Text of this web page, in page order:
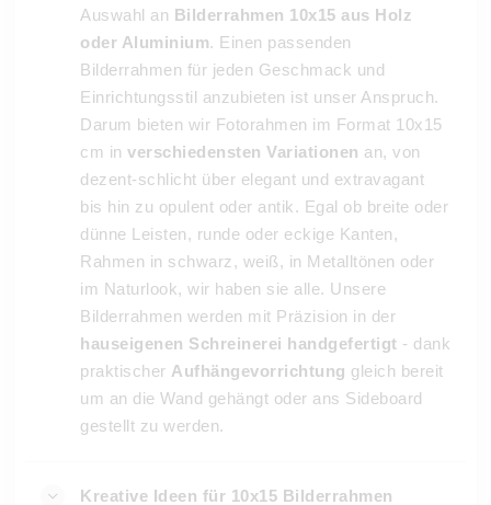
Auswahl an Bilderrahmen 10x15 aus Holz
oder Aluminium. Einen passenden
Bilderrahmen für jeden Geschmack und
Einrichtungsstil anzubieten ist unser Anspruch.
Darum bieten wir Fotorahmen im Format 10x15
cm in verschiedensten Variationen an, von
dezent-schlicht über elegant und extravagant
bis hin zu opulent oder antik. Egal ob breite oder
dünne Leisten, runde oder eckige Kanten,
Rahmen in schwarz, weiß, in Metalltönen oder
im Naturlook, wir haben sie alle. Unsere
Bilderrahmen werden mit Präzision in der
hauseigenen Schreinerei handgefertigt - dank
praktischer Aufhängevorrichtung gleich bereit
um an die Wand gehängt oder ans Sideboard
gestellt zu werden.
Kreative Ideen für 10x15 Bilderrahmen